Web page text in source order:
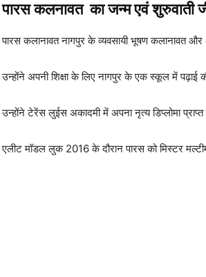
पारस कलनावत का जन्म एवं
पारस कलानावत नागपुर के व्यवसायी भूषण कलानावत
उन्होंने अपनी शिक्षा के लिए नागपुर के एक स्कूल में
उन्होंने टेरेंस लुईस अकादमी में अपना नृत्य डिप्लोमा
एलीट मॉडल लुक 2016 के दौरान पारस को मिस्टर